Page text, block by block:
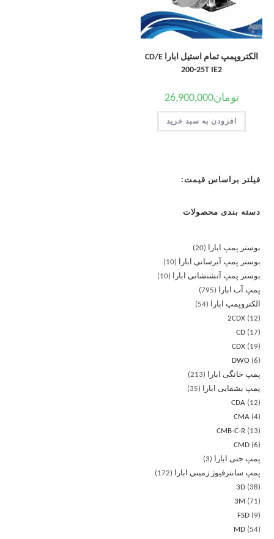
الکتروپمپ تمام استیل ابارا CD/E
200-25T IE2
تومان26,900,000
افزودن به سبد خرید
فیلتر براساس قیمت:
دسته بندی محصولات
بوستر پمپ ابارا
20
بوستر پمپ آبرسانی ابارا
10
بوستر پمپ آتشنشانی ابارا
10
پمپ آب ابارا
795
الکتروپمپ ابارا
54
2CDX
12
CD
17
CDX
19
DWO
6
پمپ خانگی ابارا
213
پمپ بشقابی ابارا
35
CDA
12
CMA 4
CMB-C-R
13
CMD 6
پمپ جتی ابارا
3
پمپ سانترفیوژ زمینی ابارا
172
3D 38
3M
71
FSD
9
MD
54